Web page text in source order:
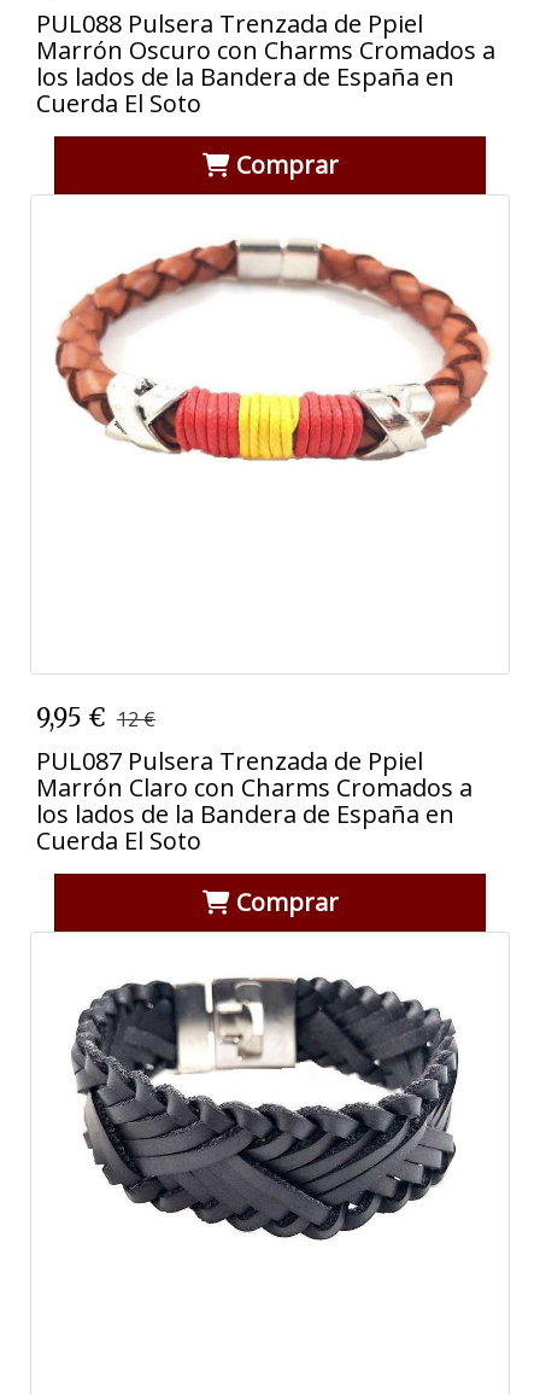
PUL088 Pulsera Trenzada de Ppiel
Marrón Oscuro con Charms Cromados a
los lados de la Bandera de España en
Cuerda El Soto
Comprar
9,95 € 12 €
PUL087 Pulsera Trenzada de Ppiel
Marrón Claro con Charms Cromados a
los lados de la Bandera de España en
Cuerda El Soto
Comprar